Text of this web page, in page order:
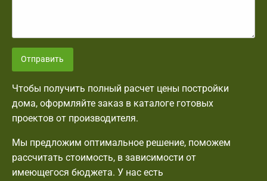
Отправить
Чтобы получить полный расчет цены постройки
дома, оформляйте заказ в каталоге готовых
проектов от производителя.
Мы предложим оптимальное решение, поможем
рассчитать стоимость, в зависимости от
имеющегося бюджета. У нас есть